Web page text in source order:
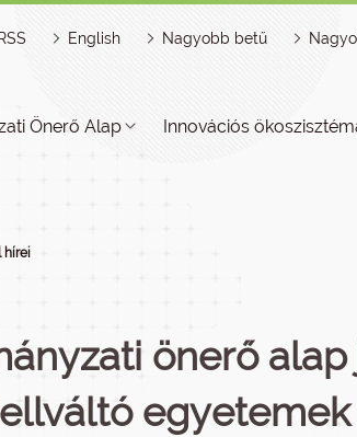
RSS English Nagyobb betű
Önerő Alap Innovációs
hírei
önerő